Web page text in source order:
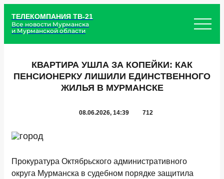
ТЕЛЕКОМПАНИЯ ТВ-21
Все новости Мурманска
и Мурманской области
КВАРТИРА УШЛА ЗА КОПЕЙКИ: КАК
ПЕНСИОНЕРКУ ЛИШИЛИ ЕДИНСТВЕННОГО
ЖИЛЬЯ В МУРМАНСКЕ
08.06.2026, 14:39 712
Прокуратура Октябрьского административного
округа Мурманска в судебном порядке защитила